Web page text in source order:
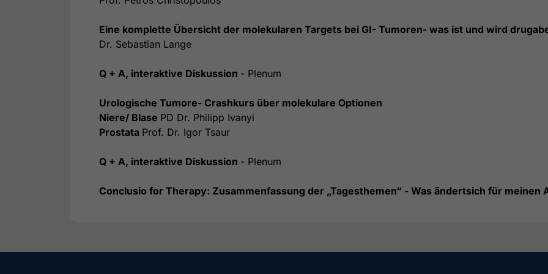
Eine komplette Übersicht der molekularen Targets bei GI- Tumoren- was ist und wird
Dr. Sebastian Lange
Q + A, interaktive Diskussion - Plenum
Urologische Tumore- Crashkurs über molekulare Optionen
Niere/ Blase PD Dr. Philipp Ivanyi
Prostata Prof. Dr. Igor Tsaur
Q + A, interaktive Diskussion - Plenum
Conclusio for Therapy: Zusammenfassung der „Tagesthemen“ - Was ändertsich für meinen